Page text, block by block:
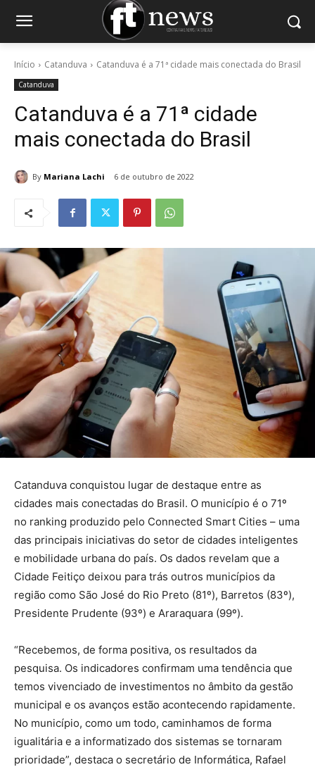
Início Catanduva Catanduva é a 71ª cidade mais conectada do Brasil
Catanduva
Catanduva é a 71ª cidade
mais conectada do Brasil
By Mariana Lachi 6 de outubro de 2022
Catanduva conquistou lugar de destaque entre as
cidades mais conectadas do Brasil. O município é o 71º
no ranking produzido pelo Connected Smart Cities – uma
das principais iniciativas do setor de cidades inteligentes
e mobilidade urbana do país. Os dados revelam que a
Cidade Feitiço deixou para trás outros municípios da
região como São José do Rio Preto (81º), Barretos (83º),
Presidente Prudente (93º) e Araraquara (99º).
“Recebemos, de forma positiva, os resultados da
pesquisa. Os indicadores confirmam uma tendência que
temos vivenciado de investimentos no âmbito da gestão
municipal e os avanços estão acontecendo rapidamente.
No município, como um todo, caminhamos de forma
igualitária e a informatizado dos sistemas se tornaram
prioridade”, destaca o secretário de Informática, Rafael